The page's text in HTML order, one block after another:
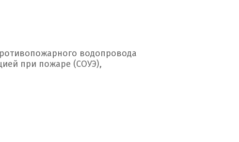
водопровода
при пожаре (СОУЭ),